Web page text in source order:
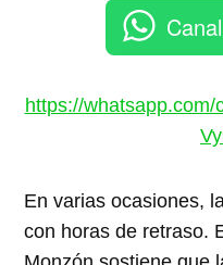
https://
En varias ocasiones,
con horas de retraso.